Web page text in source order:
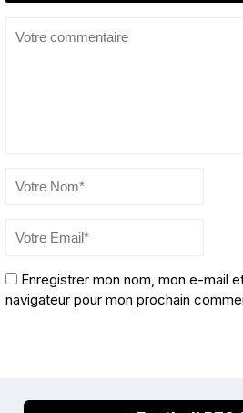
Enregistrer mon nom, mon e-mail
navigateur pour mon prochain